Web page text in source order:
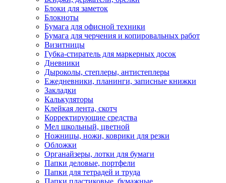
Блоки для заметок
Блокноты
Бумага для офисной техники
Бумага для черчения и копировальных работ
Визитницы
Губка-стиратель для маркерных досок
Дневники
Дыроколы, степлеры, антистеплеры
Ежедневники, планинги, записные книжки
Закладки
Калькуляторы
Клейкая лента, скотч
Корректирующие средства
Мел школьный, цветной
Ножницы, ножи, коврики для резки
Обложки
Органайзеры, лотки для бумаги
Папки деловые, портфели
Папки для тетрадей и труда
Папки пластиковые, бумажные